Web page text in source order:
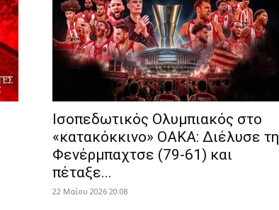
Ισοπεδωτικός Ολυμπιακός στο
«κατακόκκινο» ΟΑΚΑ: Διέλυσε τη
Φενέρμπαχτσε (79-61) και
πέταξε...
22 Μαΐου 2026 20:08